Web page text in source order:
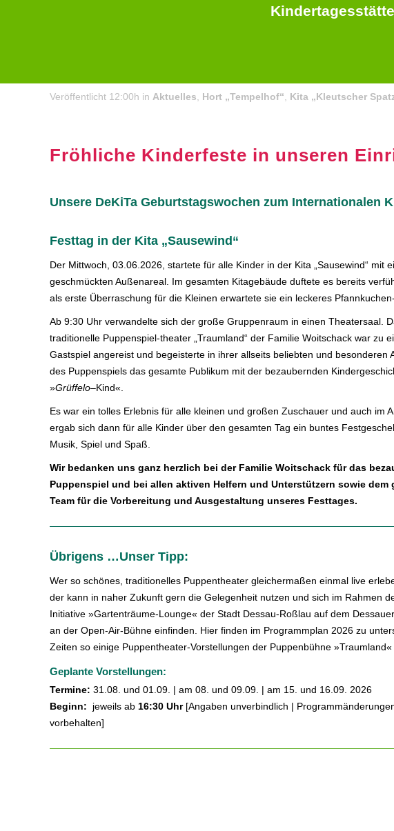
Veröffentlicht 12:00h in Aktuelles Hort „Tempelhof“ Kita „Kleutscher
Fröhliche Kinderfeste in unseren
Unsere DeKiTa Geburtstagswochen zum Internationalen
Festtag in der Kita „Sausewind“
Der Mittwoch, 03.06.2026, startete für alle Kinder in der Kita „Sausewind“ mit
geschmückten Außenareal. Im gesamten Kitagebäude duftete es bereits
als erste Überraschung für die Kleinen erwartete sie ein leckeres
Ab 9:30 Uhr verwandelte sich der große Gruppenraum in einen Theatersaal.
traditionelle Puppenspiel-theater „Traumland“ der Familie Woitschack war zu
Gastspiel angereist und begeisterte in ihrer allseits beliebten und besonderen
des Puppenspiels das gesamte Publikum mit der bezaubernden
»Grüffelo–Kind«.
Es war ein tolles Erlebnis für alle kleinen und großen Zuschauer und auch im
ergab sich dann für alle Kinder über den gesamten Tag ein buntes
Musik, Spiel und Spaß.
Wir bedanken uns ganz herzlich bei der Familie Woitschack für das
Puppenspiel und bei allen aktiven Helfern und Unterstützern sowie dem
Team für die Vorbereitung und Ausgestaltung unseres Festtages.
Übrigens …Unser Tipp:
Wer so schönes, traditionelles Puppentheater gleichermaßen einmal live
der kann in naher Zukunft gern die Gelegenheit nutzen und sich im Rahmen
Initiative »Gartenträume-Lounge« der Stadt Dessau-Roßlau auf dem
an der Open-Air-Bühne einfinden. Hier finden im Programmplan 2026 zu
Zeiten so einige Puppentheater-Vorstellungen der Puppenbühne »Traumland«
Geplante Vorstellungen:
Termine: 31.08. und 01.09. | am 08. und 09.09. | am 15. und 16.09. 2026
Beginn: jeweils ab 16:30 Uhr [Angaben unverbindlich |
vorbehalten]